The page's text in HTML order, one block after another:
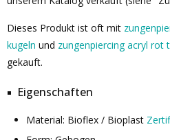
Dieses Produkt ist oft mit
kugeln und zungenpiercing acryl
gekauft.
Eigenschaften
Material: Bioflex / Bioplast